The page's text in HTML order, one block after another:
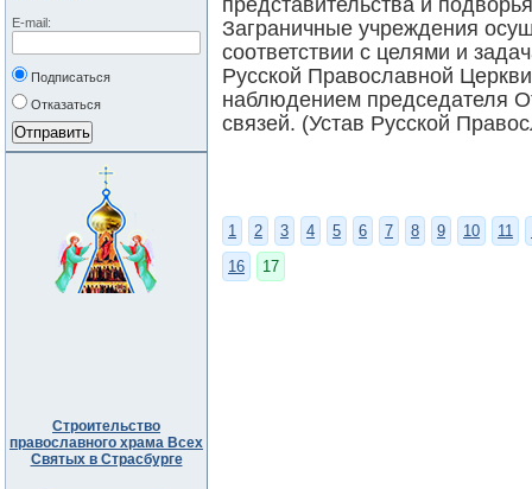
E-mail:
Подписаться
Отказаться
Строительство
православного храма Всех
Святых в Страсбурге
представительства и
Заграничные учреждения
соответствии с целями и
Русской Православной
наблюдением председателя
связей. (Устав Русской
1 2 3 4 5 6 7 8 9 10 11
16
17